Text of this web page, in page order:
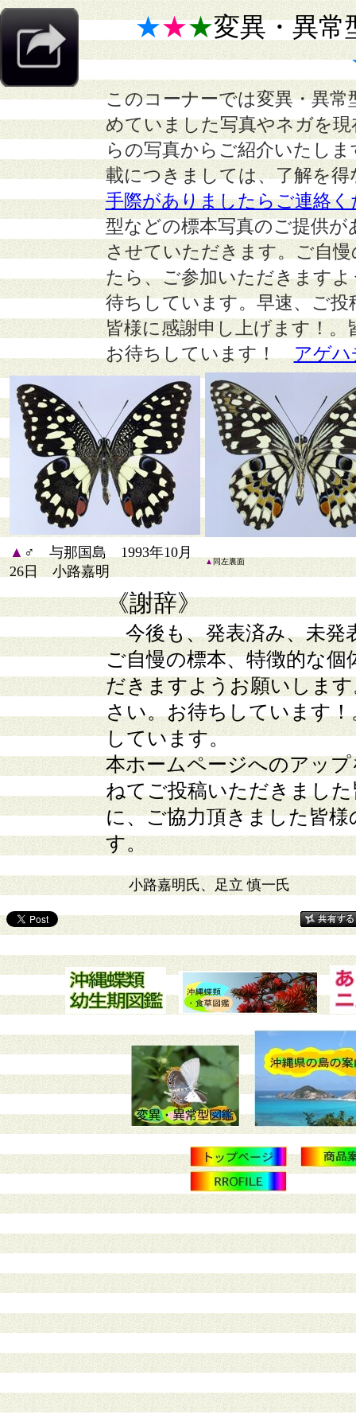
★★★変異・異常
このコーナーでは変異・異
めていました写真やネガを
らの写真からご紹介いたし
載につきましては、了解を
手際がありましたらご連絡く
型などの標本写真のご提供
させていただきます。ご自
たら、ご参加いただきます
待ちしています。早速、ご
皆様に感謝申し上げます！
お待ちしています！
アゲハ
▲ ♂ 与那国島 1993年10月
26日 小路嘉明
▲ 同左裏面
《謝辞》
今後も、発表済み、未発
ご自慢の標本、特徴的な
だきますようお願いしま
さい。お待ちしています
しています。
本ホームページへのアッ
ねてご投稿いただきまし
に、ご協力頂きました皆
す。
小路嘉明氏、足立 慎一氏